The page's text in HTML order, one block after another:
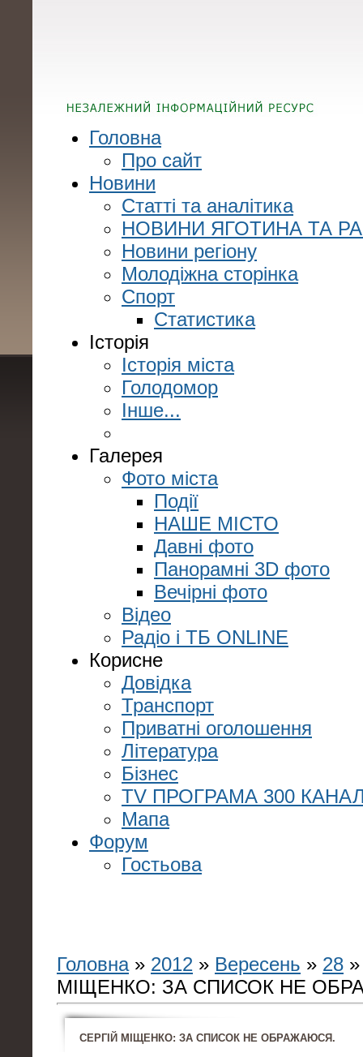
Головна
Про сайт
Новини
Статті та аналітика
НОВИНИ ЯГОТИНА ТА
Новини регіону
Молодіжна сторінка
Спорт
Статистика
Історія
Історія міста
Голодомор
Інше...
Галерея
Фото міста
Події
НАШЕ МІСТО
Давні фото
Панорамні 3D фото
Вечірні фото
Відео
Радіо і ТБ ONLINE
Корисне
Довідка
Транспорт
Приватні оголошення
Література
Бізнес
TV ПРОГРАМА 300
Мапа
Форум
Гостьова
Головна» 2012 » Вересень » 28
МІЩЕНКО: ЗА СПИСОК НЕ
СЕРГІЙ МІЩЕНКО: ЗА СПИСОК НЕ ОБРАЖАЮСЯ.